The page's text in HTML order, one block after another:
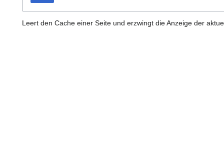
Leert den Cache einer Seite und erzwingt die Anzeige der